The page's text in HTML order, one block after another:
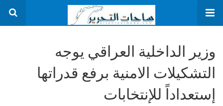
وزير الداخلية العراقي يوجه
التشكيلات الامنية برفع قدراتها
إستعداداً للإنتخابات